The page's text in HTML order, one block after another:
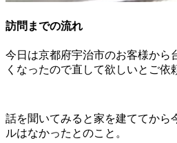
訪問までの流れ
今日は京都府宇治市のお客様から
くなったので直して欲しいとご依
話を聞いてみると家を建ててから
ルはなかったとのこと。